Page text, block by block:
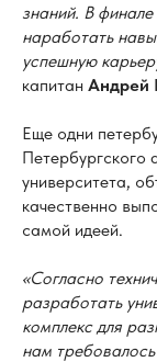
знаний. В
наработать
успешную
капитан Андрей
Еще одни
Петербургского
университета,
качественно
самой идеей.
«Согласно
разработать
комплекс для
нам